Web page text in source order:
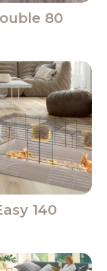
80
140